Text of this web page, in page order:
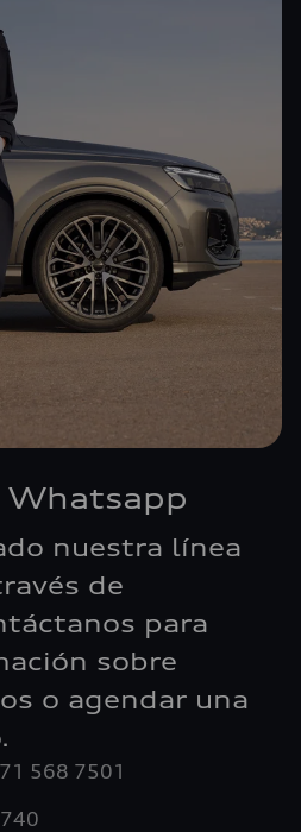
Whatsapp
nuestra línea
de
para
sobre
o agendar una
568 7501